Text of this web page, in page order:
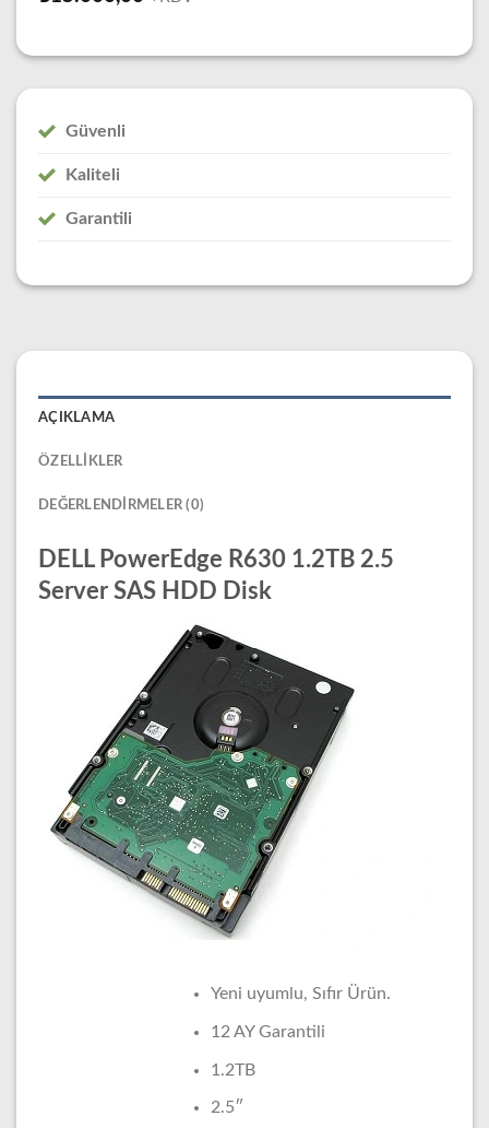
Güvenli
Kaliteli
Garantili
AÇIKLAMA
ÖZELLIKLER
DEĞERLENDIRMELER (0)
DELL PowerEdge R630 1.2TB 2.5
Server SAS HDD Disk
Yeni uyumlu, Sıfır Ürün.
12 AY Garantili
1.2TB
2.5″